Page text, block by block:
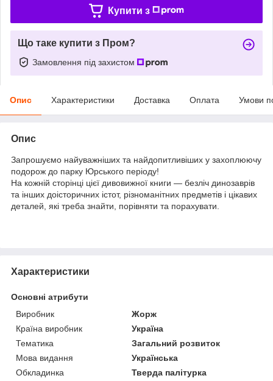
Купити з
Що таке купити з Пром?
Замовлення під захистом
Опис Характеристики Доставка Оплата Умови
Опис
Запрошуємо найуважніших та найдопитливіших у захоплюючу
подорож до парку Юрського періоду!
На кожній сторінці цієї дивовижної книги — безліч динозаврів
та інших доісторичних істот, різноманітних предметів і цікавих
деталей, які треба знайти, порівняти та порахувати.
Характеристики
Основні атрибути
Виробник
Жорж
Країна виробник
Україна
Тематика
Загальний розвиток
Мова видання
Українська
Обкладинка
Тверда палітурка